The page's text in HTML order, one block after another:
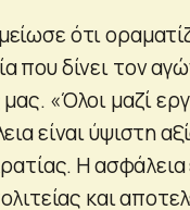
ότι
που δίνει τον
«Όλοι μαζί
είναι ύψιστη
Η ασφάλεια
και